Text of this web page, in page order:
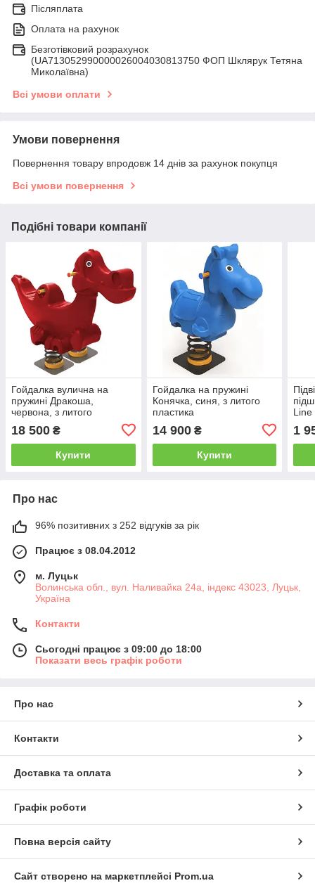
Післяплата
Оплата на рахунок
Безготівковий розрахунок
(UA713052990000026004030813750 ФОП Шклярук Тетяна
Миколаївна)
Всі умови оплати
Умови повернення
Повернення товару впродовж 14 днів за рахунок покупця
Всі умови повернення
Подібні товари компанії
Гойдалка вулична на
пружині Дракоша,
червона, з литого
18 500 ₴
Купити
Гойдалка на пружині
Конячка, синя, з литого
пластика
14 900₴
Купити
Line
1
Про нас
96% позитивних з 252 відгуків за рік
Працює з 08.04.2012
м. Луцьк
Волинська обл., вул. Наливайка 24а, індекс 43023, Луцьк,
Україна
Контакти
Сьогодні працює з 09:00 до 18:00
Показати весь графік роботи
Про нас
Контакти
Доставка та оплата
Графік роботи
Повна версія сайту
Сайт створено на маркетплейсі Prom.ua